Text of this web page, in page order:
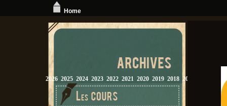
2026 2025 2024 2023 2022 2021 2020 2019 2018 2017
Home